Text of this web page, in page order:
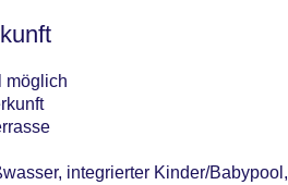
möglich
integrierter Kinder/